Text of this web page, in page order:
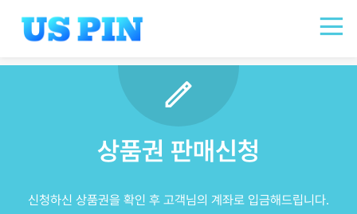
상품권 판매신청
신청하신 상품권을 확인 후 고객님의 계좌로 입금해드립니다.